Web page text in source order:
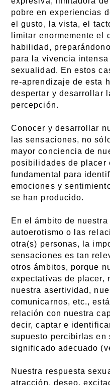
pobre en experiencias
el gusto, la vista, el
limitar enormemente el
habilidad,
para la vivencia
sexualidad. En estos
re-aprendizaje de esta
despertar y desarrollar
percepción.
Conocer y desarrollar
las sensaciones, no
mayor conciencia de
posibilidades de placer
fundamental para
emociones y
se han producido.
En el ámbito de
autoerotismo o las
otra(s) personas, la
sensaciones es tan
otros ámbitos, porque
expectativas de placer,
nuestra asertividad,
comunicarnos, etc.,
relación con nuestra
decir, captar e
supuesto percibirlas en
significado adecuado
Nuestra respuesta
atracción, deseo,